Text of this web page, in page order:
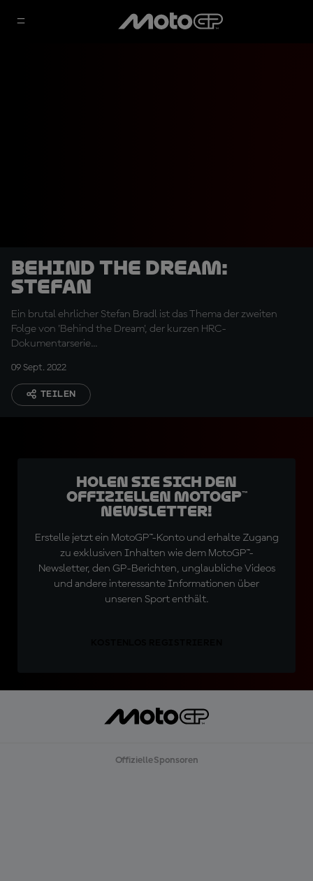
Behind the Dream:
Stefan
Ein brutal ehrlicher Stefan Bradl ist das Thema der zweiten
Folge von 'Behind the Dream', der kurzen HRC-
Dokumentarserie...
09 Sept. 2022
TEILEN
Holen Sie sich den
offiziellen MotoGP™
Newsletter!
Erstelle jetzt ein MotoGP™-Konto und erhalte Zugang
zu exklusiven Inhalten wie dem MotoGP™-
Newsletter, den GP-Berichten, unglaubliche Videos
und andere interessante Informationen über
unseren Sport enthält.
Offizielle Sponsoren